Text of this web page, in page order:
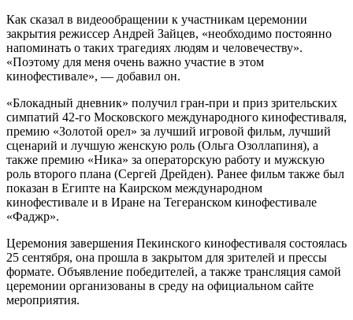
Как сказал в видеообращении к участникам церемонии
закрытия режиссер Андрей Зайцев, «необходимо постоянно
напоминать о таких трагедиях людям и человечеству».
«Поэтому для меня очень важно участие в этом
кинофестивале», — добавил он.
«Блокадный дневник» получил гран-при и приз зрительских
симпатий 42-го Московского международного кинофестиваля,
премию «Золотой орел» за лучший игровой фильм, лучший
сценарий и лучшую женскую роль (Ольга Озоллапиня), а
также премию «Ника» за операторскую работу и мужскую
роль второго плана (Сергей Дрейден). Ранее фильм также был
показан в Египте на Каирском международном
кинофестивале и в Иране на Тегеранском кинофестивале
«Фаджр».
Церемония завершения Пекинского кинофестиваля состоялась
25 сентября, она прошла в закрытом для зрителей и прессы
формате. Объявление победителей, а также трансляция самой
церемонии организованы в среду на официальном сайте
мероприятия.